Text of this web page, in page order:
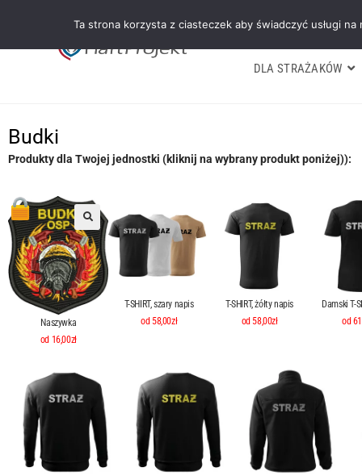
DLA STRAŻAKÓW
Budki
Produkty dla Twojej jednostki (kliknij na wybrany produkt poniżej)):
Naszywka
od 16,00zł
T-SHIRT, szary napis
od 58,00zł
T-SHIRT, żółty napis
od 58,00zł
Damski T-
od
Ta strona korzysta z ciasteczek aby świadczyć usługi